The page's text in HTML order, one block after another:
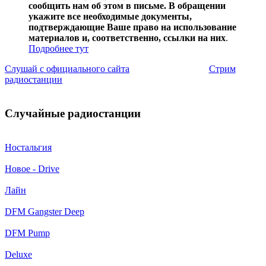
сообщить нам об этом в письме. В обращении
укажите все необходимые документы,
подтверждающие Ваше право на использование
материалов и, соответственно, ссылки на них.
Подробнее тут
Слушай с официального сайта
Стрим
радиостанции
Случайные радиостанции
Ностальгия
Новое - Drive
Лайн
DFM Gangster Deep
DFM Pump
Deluxe